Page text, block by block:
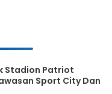
Stadion Patriot
Sport City Dan